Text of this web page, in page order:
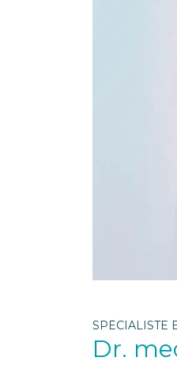
SPÉCIALISTE
Dr.